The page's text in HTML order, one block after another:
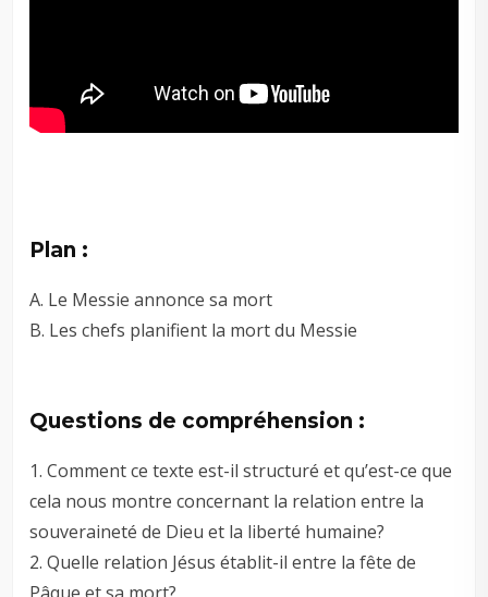
Plan :
A. Le Messie annonce sa mort
B. Les chefs planifient la mort du Messie
Questions de compréhension :
1. Comment ce texte est-il structuré et qu’est-ce que
cela nous montre concernant la relation entre la
souveraineté de Dieu et la liberté humaine?
2. Quelle relation Jésus établit-il entre la fête de